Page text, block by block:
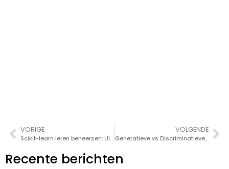
VORIGE
Scikit-learn leren beheersen: Ultieme gids voor sklearn in Python
VOLGENDE
Generatieve vs Discriminatieve modellen: Welke moet je gebruiken?
Recente berichten